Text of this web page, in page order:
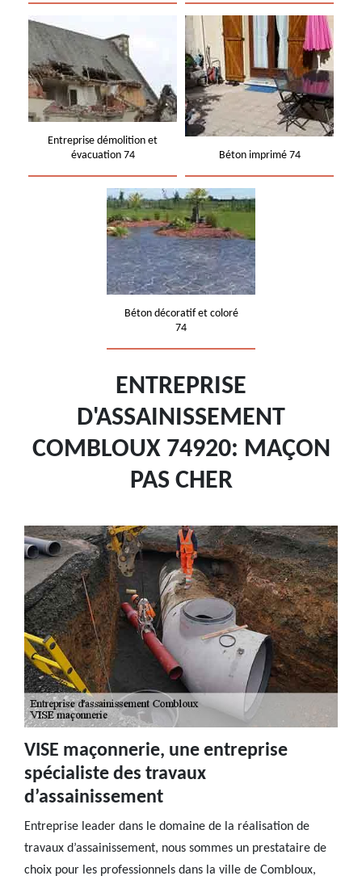
Entreprise démolition et
évacuation 74
Béton imprimé 74
Béton décoratif et coloré
74
ENTREPRISE
D'ASSAINISSEMENT
COMBLOUX 74920: MAÇON
PAS CHER
VISE maçonnerie, une entreprise
spécialiste des travaux
d’assainissement
Entreprise leader dans le domaine de la réalisation de
travaux d’assainissement, nous sommes un prestataire de
choix pour les professionnels dans la ville de Combloux,